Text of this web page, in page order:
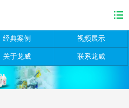
经典案例 视频展示
关于龙威 联系龙威